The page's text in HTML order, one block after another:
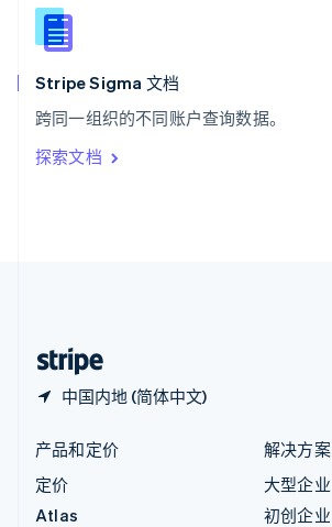
Stripe Sigma 文档
跨同一组织的不同账户查询数据。
探索文档
中国内地 (简体中文)
新西兰
English
匈牙利
English
ItalianoEnglish
印度
English
产品和定价
定价
Atlas
解决方案
大型企业
初创企业